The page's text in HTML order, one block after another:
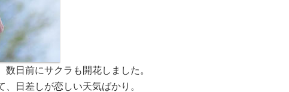
日前にサクラも開花しました。
日差しが恋しい天気ばかり。